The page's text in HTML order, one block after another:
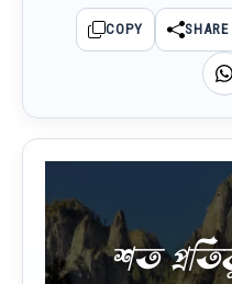
COPY SHARE
শত